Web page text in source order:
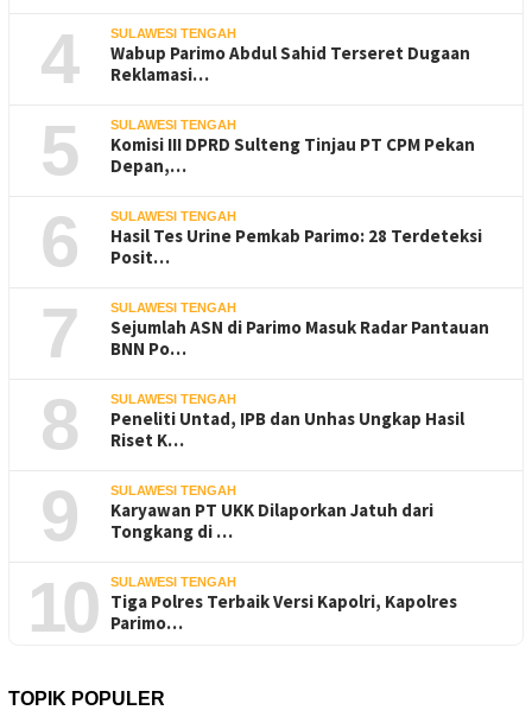
4 SULAWESI TENGAH
Wabup Parimo Abdul Sahid Terseret Dugaan
Reklamasi…
5 SULAWESI TENGAH
Komisi III DPRD Sulteng Tinjau PT CPM Pekan
Depan,…
6 SULAWESI TENGAH
Hasil Tes Urine Pemkab Parimo: 28 Terdeteksi
Posit…
7 SULAWESI TENGAH
Sejumlah ASN di Parimo Masuk Radar Pantauan
BNN Po…
8 SULAWESI TENGAH
Peneliti Untad, IPB dan Unhas Ungkap Hasil
Riset K…
9 SULAWESI TENGAH
Karyawan PT UKK Dilaporkan Jatuh dari
Tongkang di …
10 SULAWESI TENGAH
Tiga Polres Terbaik Versi Kapolri, Kapolres
Parimo…
TOPIK POPULER